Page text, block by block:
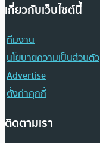
เกี่ยวกับเว็บไซต์นี้
ทีมงาน
นโยบายความเป็นส่วนตัว
Advertise
ตั้งค่าคุกกี้
ติดตามเรา